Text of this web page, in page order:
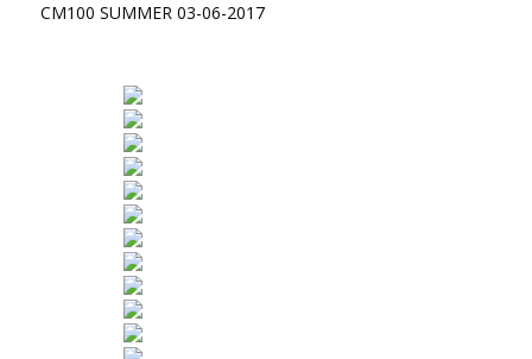
CM100 SUMMER 03-06-2017